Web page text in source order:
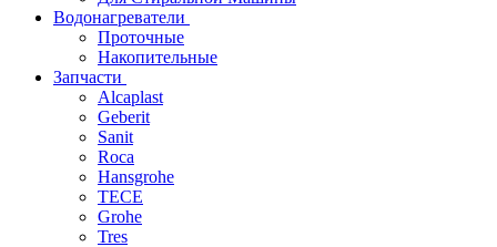
Водонагреватели
Проточные
Накопительные
Запчасти
Alcaplast
Geberit
Sanit
Roca
Hansgrohe
TECE
Grohe
Tres